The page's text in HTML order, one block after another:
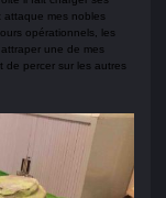
mes nobles
opérationnels, les
une de mes
de percer sur les autres